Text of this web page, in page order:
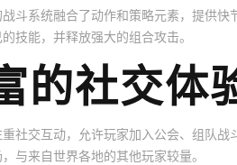
战斗系统融合了动作和策略元素，提供
技能，并释放强大的组合攻击。
的社交体
重社交互动，允许玩家加入公会、组队
与来自世界各地的其他玩家较量。